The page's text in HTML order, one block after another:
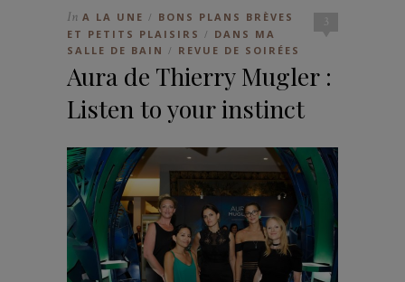
3
In A LA UNE /
BONS PLANS BRÈVES
ET PETITS PLAISIRS /
DANS MA
SALLE DE BAIN / REVUE DE SOIRÉES
Aura de Thierry Mugler :
Listen to your instinct